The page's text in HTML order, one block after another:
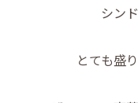
シン
とても盛